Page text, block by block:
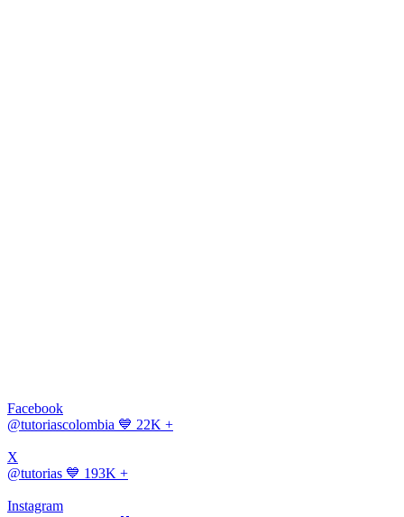
Facebook
@tutoriascolombia 💙 22K +
X
@tutorias 💙 193K +
Instagram